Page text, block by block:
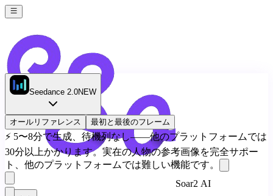
Soar2 AI
Seedance 2.0NEW
オールリファレンス 最初と最後のフレーム
⚡ 5〜8分で生成、待機列なし——他のプラットフォームでは
30分以上かかります。実在の人物の参考画像を完全サポー
ト、他のプラットフォームでは難しい機能です。